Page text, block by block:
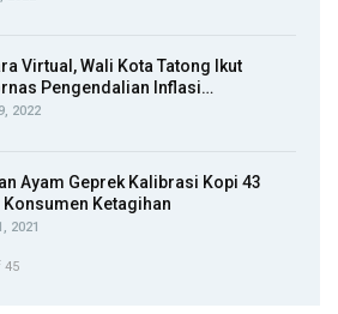
Virtual, Wali Kota Tatong Ikut
Pengendalian Inflasi…
2022
Ayam Geprek Kalibrasi Kopi 43
Konsumen Ketagihan
2021
45